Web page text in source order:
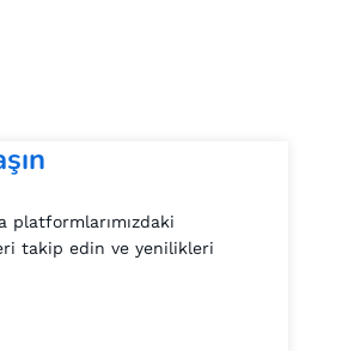
platformlarımızdaki
takip edin ve yenilikleri